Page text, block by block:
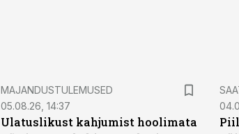
MAJANDUSTULEMUSED
05.08.26, 14:37
Ulatuslikust kahjumist hoolimata